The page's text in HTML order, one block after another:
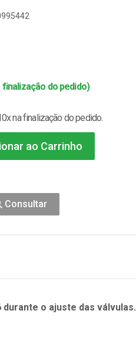
finalização do pedido)
na finalização do pedido.
ao Carrinho
Consultar
o ajuste das válvulas.